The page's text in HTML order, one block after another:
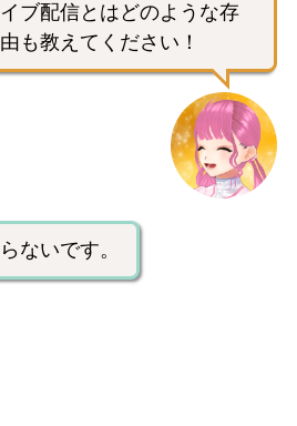
ブ配信とはどのような存
も教えてください！
ないです。